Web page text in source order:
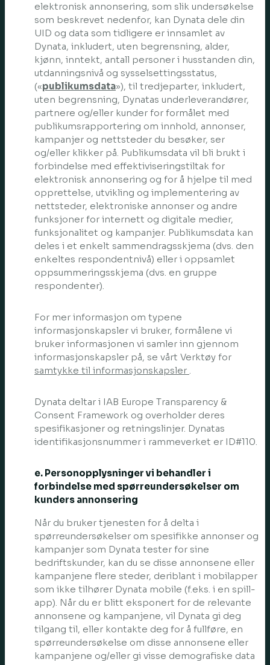
elektronisk annonsering, som slik undersøkelse
som beskrevet nedenfor, kan Dynata dele din
UID og data som tidligere er innsamlet av
Dynata, inkludert, uten begrensning, alder,
kjønn, inntekt, antall personer i husstanden din,
utdanningsnivå og sysselsettingsstatus,
(«publikumsdata»), til tredjeparter, inkludert,
uten begrensning, Dynatas underleverandører,
partnere og/eller kunder for formålet med
publikumsrapportering om innhold, annonser,
kampanjer og nettsteder du besøker, ser
og/eller klikker på. Publikumsdata vil bli brukt i
forbindelse med effektiviseringstiltak for
elektronisk annonsering og for å hjelpe til med
opprettelse, utvikling og implementering av
nettsteder, elektroniske annonser og andre
funksjoner for internett og digitale medier,
funksjonalitet og kampanjer. Publikumsdata kan
deles i et enkelt sammendragsskjema (dvs. den
enkeltes respondentnivå) eller i oppsamlet
oppsummeringsskjema (dvs. en gruppe
respondenter).
For mer informasjon om typene
informasjonskapsler vi bruker, formålene vi
bruker informasjonen vi samler inn gjennom
informasjonskapsler på, se vårt Verktøy for
samtykke til informasjonskapsler .
Dynata deltar i IAB Europe Transparency &
Consent Framework og overholder deres
spesifikasjoner og retningslinjer. Dynatas
identifikasjonsnummer i rammeverket er ID#110.
e. Personopplysninger vi behandler i
forbindelse med spørreundersøkelser om
kunders annonsering
Når du bruker tjenesten for å delta i
spørreundersøkelser om spesifikke annonser og
kampanjer som Dynata tester for sine
bedriftskunder, kan du se disse annonsene eller
kampanjene flere steder, deriblant i mobilapper
som ikke tilhører Dynata mobile (f.eks. i en spill-
app). Når du er blitt eksponert for de relevante
annonsene og kampanjene, vil Dynata gi deg
tilgang til, eller kontakte deg for å fullføre, en
spørreundersøkelse om disse annonsene eller
kampanjene og/eller gi visse demografiske data